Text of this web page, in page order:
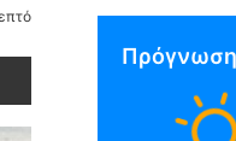
Πρόγνωση